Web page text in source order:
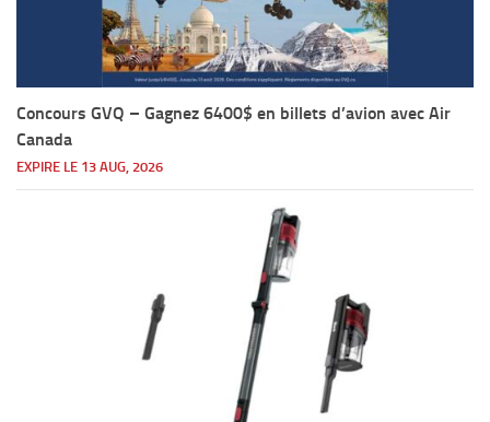
Concours GVQ – Gagnez 6400$ en billets d’avion avec Air
Canada
EXPIRE LE 13 AUG, 2026